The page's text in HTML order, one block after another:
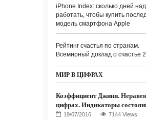
iPhone Index: сколько дней
работать, чтобы купить
модель смартфона Apple
Рейтинг счастья по странам.
Всемирный доклад о счастье
МИР В ЦИФРАХ
Коэффициент Джини.
цифрах. Индикаторы
7144 Views